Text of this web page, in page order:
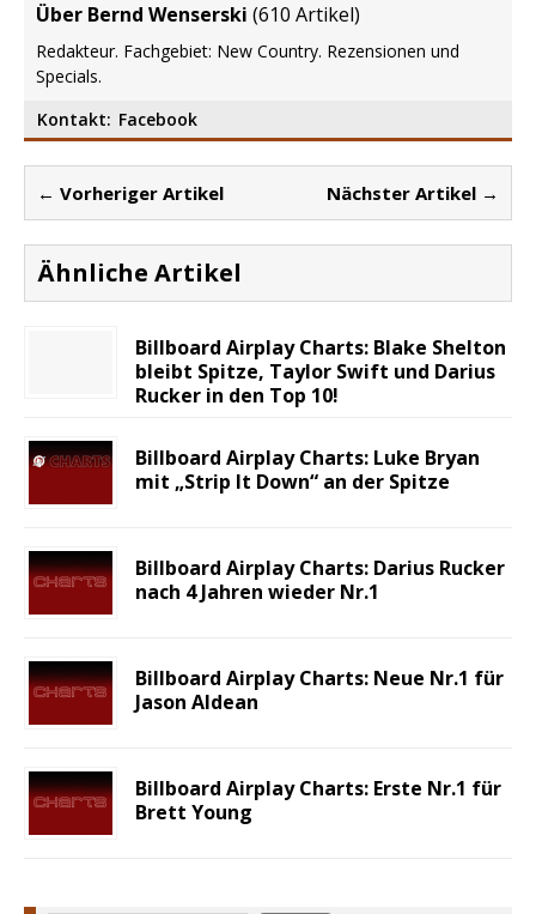
Über Bernd Wenserski (610 Artikel)
Redakteur. Fachgebiet: New Country. Rezensionen und
Specials.
Kontakt: Facebook
← Vorheriger Artikel Nächster Artikel →
Ähnliche Artikel
Billboard Airplay Charts: Blake Shelton
bleibt Spitze, Taylor Swift und Darius
Rucker in den Top 10!
Billboard Airplay Charts: Luke Bryan
mit „Strip It Down“ an der Spitze
Billboard Airplay Charts: Darius Rucker
nach 4 Jahren wieder Nr.1
Billboard Airplay Charts: Neue Nr.1 für
Jason Aldean
Billboard Airplay Charts: Erste Nr.1 für
Brett Young